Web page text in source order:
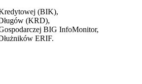
(BIK),
(KRD),
BIG InfoMonitor,
ERIF.